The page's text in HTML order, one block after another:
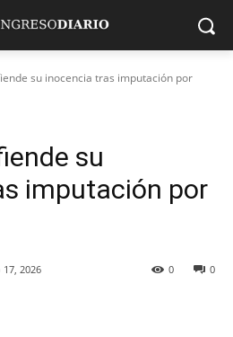
su inocencia tras imputación por
su
imputación por
2026 0
0